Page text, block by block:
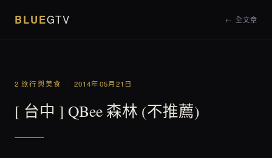
BLUEGTV ← 全文章
2 旅行與美食 · 2014年05月21日
[ 台中 ] QBee 森林 (不推薦)